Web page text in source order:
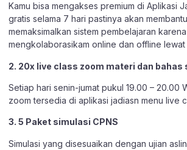
Kamu bisa mengakses premium di Aplikasi
gratis selama 7 hari pastinya akan
memaksimalkan sistem pembelajaran karena
mengkolaborasikam online dan offline lewat
2. 20x live class zoom materi dan bahas
Setiap hari senin-jumat pukul 19.00 – 20.00
zoom tersedia di aplikasi jadiasn menu live
3. 5 Paket simulasi CPNS
Simulasi yang disesuaikan dengan ujian